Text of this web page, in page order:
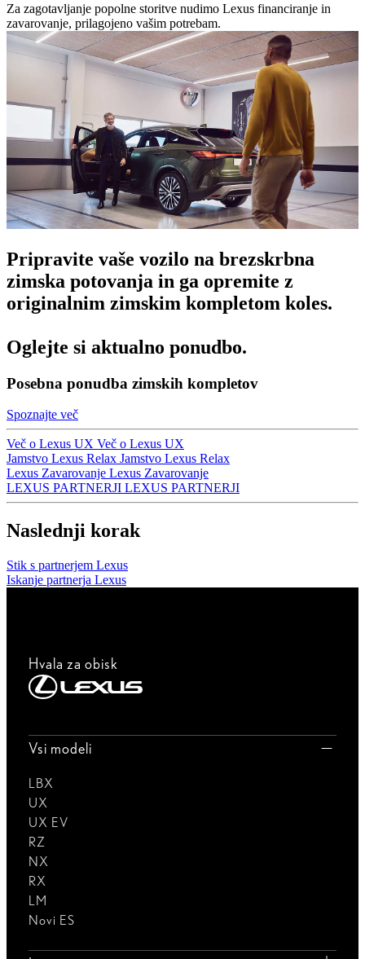
Za zagotavljanje popolne storitve nudimo Lexus financiranje in
zavarovanje, prilagojeno vašim potrebam.
Pripravite vaše vozilo na brezskrbna
zimska potovanja in ga opremite z
originalnim zimskim kompletom koles.
Oglejte si aktualno ponudbo.
Posebna ponudba zimskih kompletov
Spoznajte več
Več o Lexus UX Več o Lexus UX
Jamstvo Lexus Relax Jamstvo Lexus Relax
Lexus Zavarovanje Lexus Zavarovanje
LEXUS PARTNERJI LEXUS PARTNERJI
Naslednji korak
Stik s partnerjem Lexus
Iskanje partnerja Lexus
Hvala za obisk
Vsi modeli
LBX
UX
UX EV
RZ
NX
RX
LM
Novi ES